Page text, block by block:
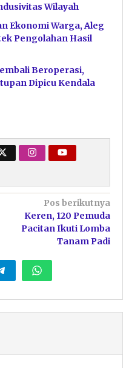
Wilayah
Ekonomi Warga, Aleg
Pengolahan Hasil
Beroperasi,
Dipicu Kendala
Pos berikutnya
Keren, 120 Pemuda
Pacitan Ikuti Lomba
Tanam Padi